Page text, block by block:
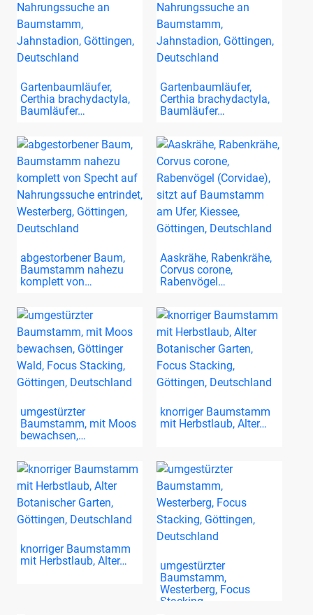
Gartenbaumläufer,
Certhia brachydactyla,
Baumläufer…
Gartenbaumläufer,
Certhia brachydactyla,
Baumläufer…
abgestorbener Baum,
Baumstamm nahezu
komplett von…
Aaskrähe, Rabenkrähe,
Corvus corone,
Rabenvögel…
umgestürzter
Baumstamm, mit Moos
bewachsen,…
knorriger Baumstamm
mit Herbstlaub, Alter…
knorriger Baumstamm
mit Herbstlaub, Alter…
umgestürzter
Baumstamm,
Westerberg, Focus
Stacking,…